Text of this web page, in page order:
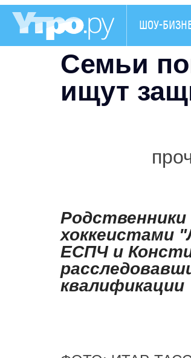
ШОУ-
Семьи
ищут
Родственники
хоккеистами
ЕСПЧ и
квалификации